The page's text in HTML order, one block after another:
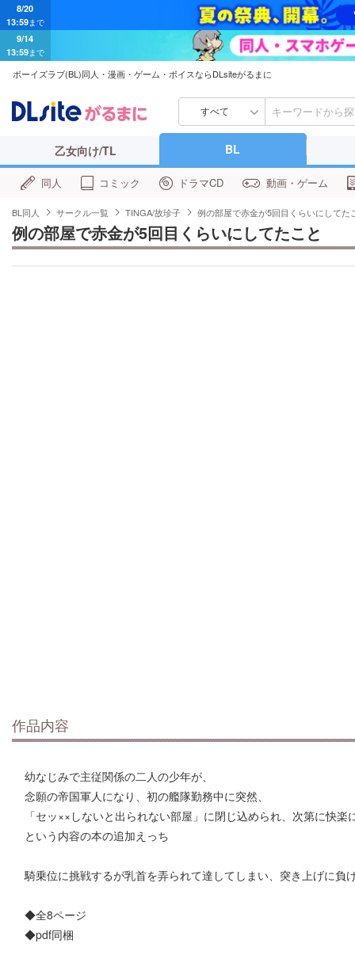
9/14
13:59まで
ボーイズラブ(BL)同人・漫画・ゲーム・ボイスならDLsiteがるまに
すべて
乙女向け/TL BL
同人 コミック ドラマCD 動画・ゲーム
BL同人 サークル一覧 TINGA/故珍子 例の部屋で赤金が5回目くらいにしてた
例の部屋で赤金が5回目くらいにしてたこと
作品内容
幼なじみで主従関係の二人の少年が、
念願の帝国軍人になり、初の艦隊勤務中に突然、
「セッ××しないと出られない部屋」に閉じ込められ、次第に快
という内容の本の追加えっち
騎乗位に挑戦するが乳首を弄られて達してしまい、突き上げに負
◆全8ページ
◆pdf同梱